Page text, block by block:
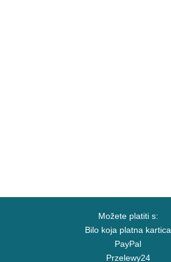
Možete platiti s:
Bilo koja platna kartica
PayPal
Przelewy24